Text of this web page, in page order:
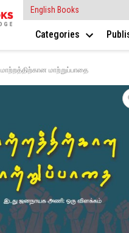
English Books
Categories
மாற்றத்திற்கான மாற்றுப்பாதை